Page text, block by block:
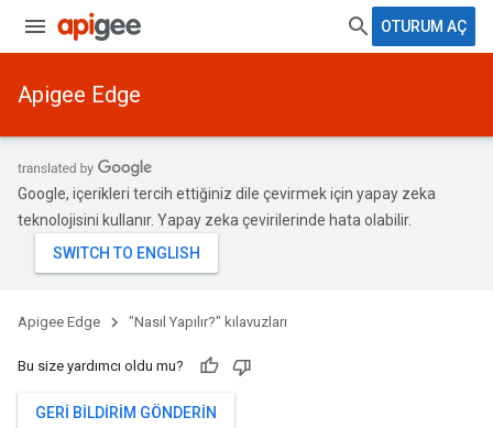
OTURUM AÇ
Apigee Edge
Google, içerikleri tercih ettiğiniz dile çevirmek için yapay zeka
teknolojisini kullanır. Yapay zeka çevirilerinde hata olabilir.
Apigee Edge "Nasıl Yapılır?" kılavuzları
Bu size yardımcı oldu mu?
GERI BILDIRIM GÖNDERIN